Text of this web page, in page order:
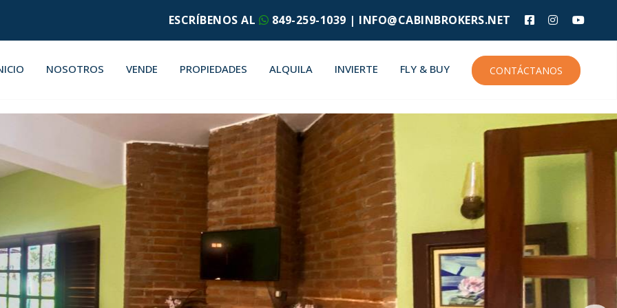
ESCRÍBENOS AL 849-259-1039 | INFO@CABINBROKERS.NET
NOSOTROS VENDE PROPIEDADES ALQUILA INVIERTE FLY & BUY CONTÁCTANOS